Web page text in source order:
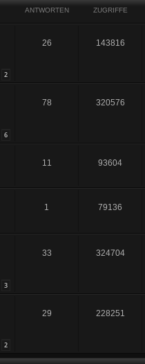
ANTWORTEN ZUGRIFFE
2
26 143816
6
78 320576
11 93604
1 79136
3
33 324704
2
29 228251